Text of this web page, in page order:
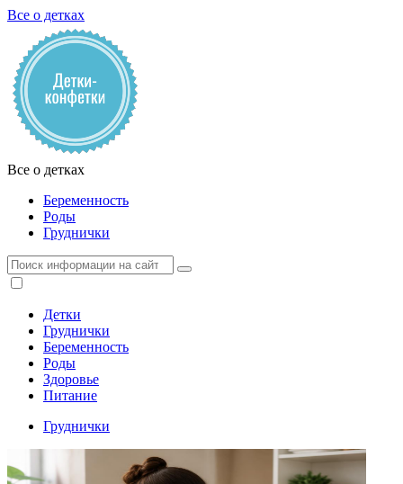
Все о детках
Все о детках
Беременность
Роды
Груднички
Детки
Груднички
Беременность
Роды
Здоровье
Питание
Груднички